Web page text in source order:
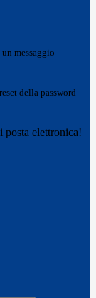
messaggio
della password
posta elettronica!